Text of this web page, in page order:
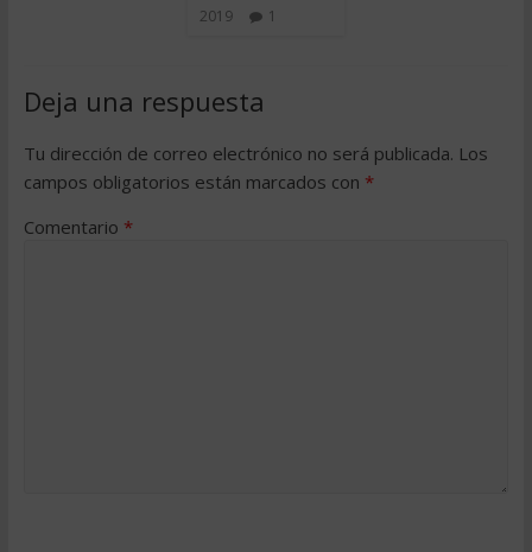
2019
1
Deja una respuesta
Tu dirección de correo electrónico no será publicada. Los
campos obligatorios están marcados con *
Comentario *